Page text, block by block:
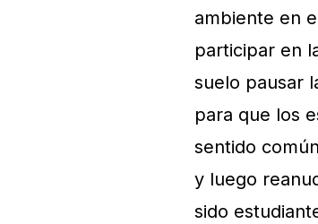
ambiente en
participar en
suelo pausar
para que los
sentido
y luego
sido